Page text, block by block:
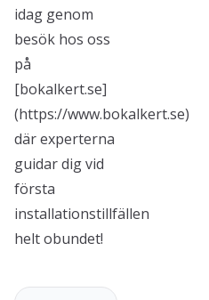
idag genom
besök hos oss
på
[bokalkert.se]
(https://www.bokalkert.se)
där experterna
guidar dig vid
första
installationstillfällen
helt obundet!